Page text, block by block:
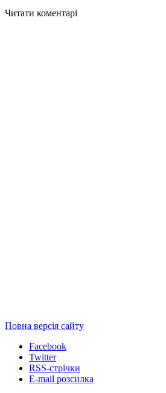
Читати коментарі
Повна версія сайту
Facebook
Twitter
RSS-стрічки
E-mail розсилка